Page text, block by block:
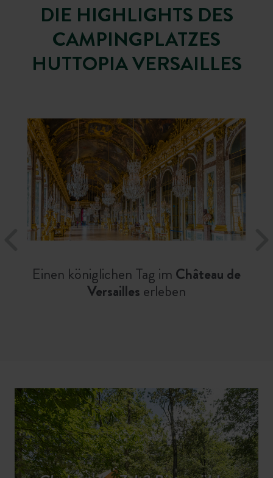
DIE HIGHLIGHTS DES
CAMPINGPLATZES
HUTTOPIA VERSAILLES
Einen königlichen Tag im Château de
Versailles erleben